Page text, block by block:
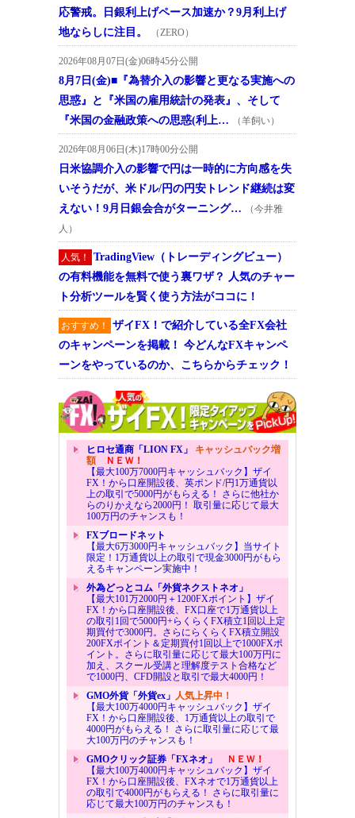
応警戒。日銀利上げペース加速か？9月利上げ
地ならしに注目。
（ZERO）
2026年08月07日(金)06時45分公開
8月7日(金)■『為替介入の影響と更なる実施への
思惑』と『米国の雇用統計の発表』、そして
『米国の金融政策への思惑(利上…
（羊飼い）
2026年08月06日(木)17時00分公開
日米協調介入の影響で円は一時的に方向感を失
いそうだが、米ドル/円の円安トレンド継続は変
えない！9月日銀会合がターニング…
（今井雅
人）
人気！
TradingView（トレーディングビュー）
の有料機能を無料で使う裏ワザ？ 人気のチャー
ト分析ツールを賢く使う方法がココに！
おすすめ！
ザイFX！で紹介している全FX会社
のキャンペーンを掲載！ 今どんなFXキャンペ
ーンをやっているのか、こちらからチェック！
ヒロセ通商「LION FX」 キャッシュバック増
額ＮＥＷ！
【最大100万7000円キャッシュバック】ザイ
FX！から口座開設後、英ポンド/円1万通貨以
上の取引で5000円がもらえる！ さらに他社か
らのりかえなら2000円！ 取引量に応じて最大
100万円のチャンスも！
FXブロードネット
【最大6万3000円キャッシュバック】当サイト
限定！1万通貨以上の取引で現金3000円がもら
えるキャンペーン実施中！
外為どっとコム「外貨ネクストネオ」
【最大101万2000円＋1200FXポイント】ザイ
FX！から口座開設後、FX口座で1万通貨以上
の取引1回で5000円+らくらくFX積立1回以上定
期買付で3000円。さらにらくらくFX積立開設
200FXポイント＆定期買付1回以上で1000FXポ
イント。さらに取引量に応じて最大100万円に
加え、スクール受講と理解度テスト合格など
で1000円、CFD開設と取引で最大4000円！
GMO外貨「外貨ex」 人気上昇中！
【最大100万4000円キャッシュバック】ザイ
FX！から口座開設後、1万通貨以上の取引で
4000円がもらえる！ さらに取引量に応じて最
大100万円のチャンスも！
GMOクリック証券「FXネオ」
ＮＥＷ！
【最大100万4000円キャッシュバック】ザイ
FX！から口座開設後、FXネオで1万通貨以上
の取引で4000円がもらえる！ さらに取引量に
応じて最大100万円のチャンスも！